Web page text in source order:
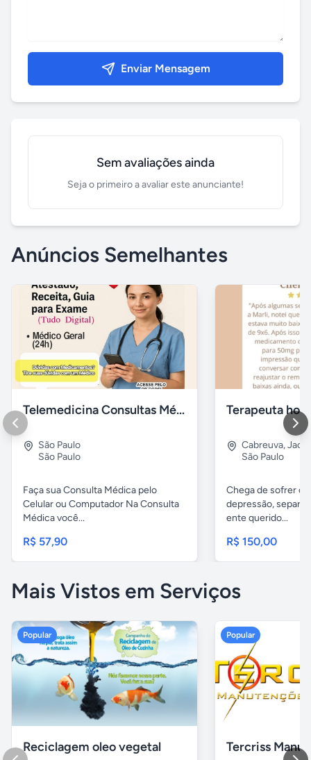
Enviar Mensagem
Sem avaliações ainda
Seja o primeiro a avaliar este anunciante!
Anúncios Semelhantes
Telemedicina Consultas Médicas por Celular
São Paulo
São Paulo
Faça sua Consulta Médica pelo
Celular ou Computador Na Consulta
Médica você...
R$ 57,90
Terapeuta
Cabreuva,
São Paulo
Chega de sofrer
depressão,
ente querido...
R$ 150,00
Mais Vistos em Serviços
Popular
Reciclagem oleo vegetal
Popular